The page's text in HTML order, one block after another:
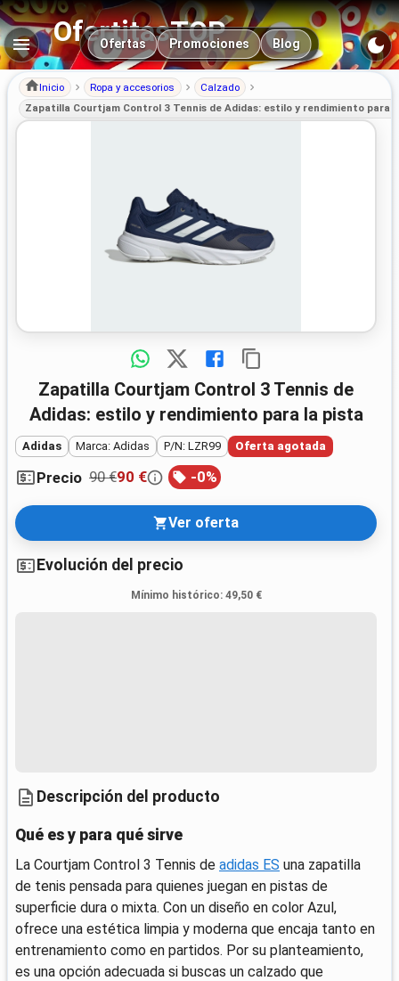
OfertitasTOP
Navegación principal
Ofertas Promociones Blog
Inicio Ropa y accesorios
Calzado
Zapatilla Courtjam Control 3 Tennis de Adidas: estilo y rendimiento para
Zapatilla Courtjam Control 3 Tennis de
Adidas: estilo y rendimiento para la pista
Adidas Marca: Adidas P/N: LZR99 Oferta agotada
Precio 90 €90 € -0%
Ver oferta
Evolución del precio
Mínimo histórico: 49,50 €
Descripción del producto
Qué es y para qué sirve
La Courtjam Control 3 Tennis de adidas ES una zapatilla
de tenis pensada para quienes juegan en pistas de
superficie dura o mixta. Con un diseño en color Azul,
ofrece una estética limpia y moderna que encaja tanto en
entrenamiento como en partidos. Por su planteamiento,
es una opción adecuada si buscas un calzado que